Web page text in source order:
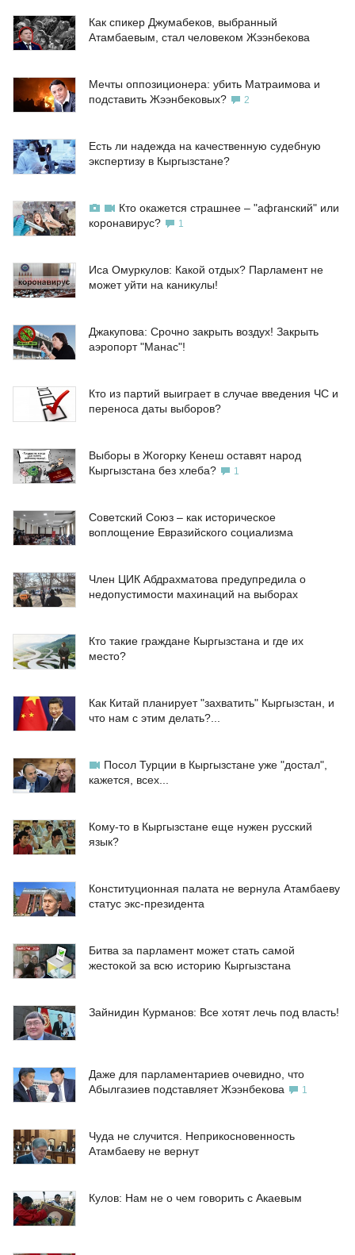
Как спикер Джумабеков, выбранный
Атамбаевым, стал человеком Жээнбекова
Мечты оппозиционера: убить Матраимова и
подставить Жээнбековых?
2
Есть ли надежда на качественную судебную
экспертизу в Кыргызстане?
Кто окажется страшнее – "афганский" или
коронавирус?
1
Иса Омуркулов: Какой отдых? Парламент не
может уйти на каникулы!
Джакупова: Срочно закрыть воздух! Закрыть
аэропорт "Манас"!
Кто из партий выиграет в случае введения ЧС и
переноса даты выборов?
Выборы в Жогорку Кенеш оставят народ
Кыргызстана без хлеба?
1
Советский Союз – как историческое
воплощение Евразийского социализма
Член ЦИК Абдрахматова предупредила о
недопустимости махинаций на выборах
Кто такие граждане Кыргызстана и где их
место?
Как Китай планирует "захватить" Кыргызстан, и
что нам с этим делать?...
Посол Турции в Кыргызстане уже "достал",
кажется, всех...
Кому-то в Кыргызстане еще нужен русский
язык?
Конституционная палата не вернула Атамбаеву
статус экс-президента
Битва за парламент может стать самой
жестокой за всю историю Кыргызстана
Зайнидин Курманов: Все хотят лечь под власть!
Даже для парламентариев очевидно, что
Абылгазиев подставляет Жээнбекова
1
Чуда не случится. Неприкосновенность
Атамбаеву не вернут
Кулов: Нам не о чем говорить с Акаевым